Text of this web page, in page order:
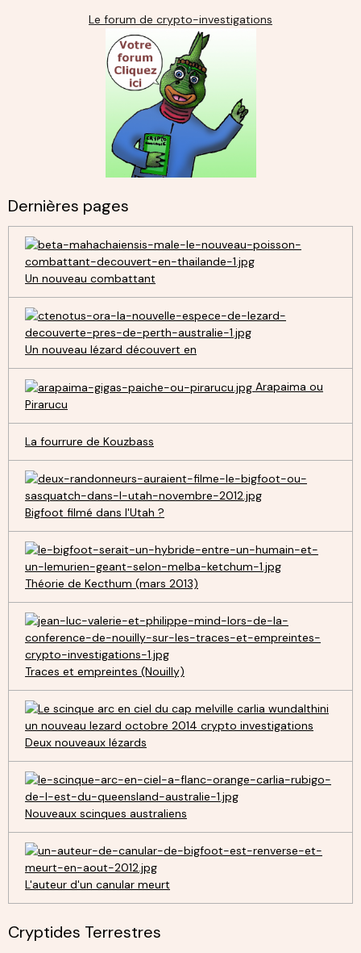
Le forum de crypto-investigations
Dernières pages
Un nouveau combattant
Un nouveau lézard découvert en
Arapaima ou
Pirarucu
La fourrure de Kouzbass
Bigfoot filmé dans l'Utah ?
Théorie de Kecthum (mars 2013)
Traces et empreintes (Nouilly)
Deux nouveaux lézards
Nouveaux scinques australiens
L'auteur d'un canular meurt
Cryptides Terrestres